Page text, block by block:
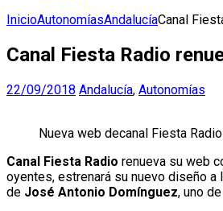
InicioAutonomíasAndalucíaCanal
Canal Fiesta Radio
22/09/2018 Andalucía, Autonomías
Nueva web decanal Fiesta Radio
Canal Fiesta Radio renueva su web
oyentes, estrenará su nuevo diseño
de José Antonio Domínguez, uno